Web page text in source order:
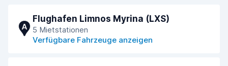
A
Flughafen Limnos Myrina (LXS)
5 Mietstationen
Verfügbare Fahrzeuge anzeigen